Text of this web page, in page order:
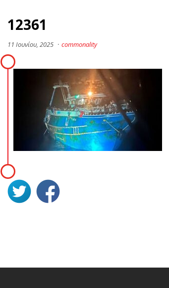
12361
11 Ιουνίου, 2025 · commonality